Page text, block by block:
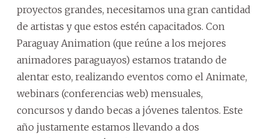
proyectos grandes, necesitamos una gran cantidad
de artistas y que estos estén capacitados. Con
Paraguay Animation (que reúne a los mejores
animadores paraguayos) estamos tratando de
alentar esto, realizando eventos como el Animate,
webinars (conferencias web) mensuales,
concursos y dando becas a jóvenes talentos. Este
año justamente estamos llevando a dos